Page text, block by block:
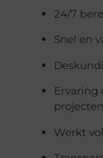
24/7
Snel en
Ervaring
projecten
Werkt